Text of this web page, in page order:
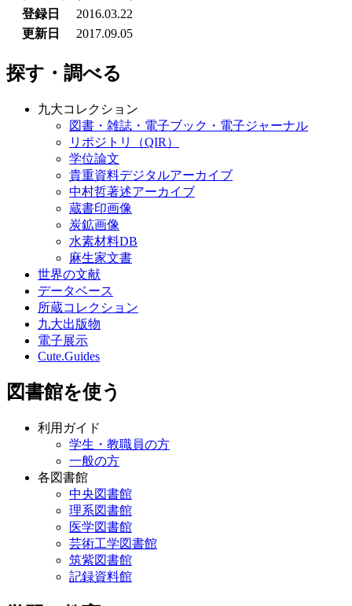
登録日
2016.03.22
更新日
2017.09.05
探す・調べる
九大コレクション
図書・雑誌・電子ブック・電子ジャーナル
リポジトリ（QIR）
学位論文
貴重資料デジタルアーカイブ
中村哲著述アーカイブ
蔵書印画像
炭鉱画像
水素材料DB
麻生家文書
世界の文献
データベース
所蔵コレクション
九大出版物
電子展示
Cute.Guides
図書館を使う
利用ガイド
学生・教職員の方
一般の方
各図書館
中央図書館
理系図書館
医学図書館
芸術工学図書館
筑紫図書館
記録資料館